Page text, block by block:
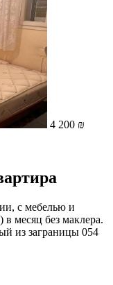
4 200 ₪
с мебелью и
месяц без маклера.
из заграницы 054